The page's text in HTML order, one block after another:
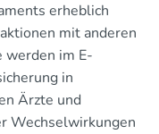
erheblich
mit anderen
werden im E-
in
Ärzte und
Wechselwirkungen